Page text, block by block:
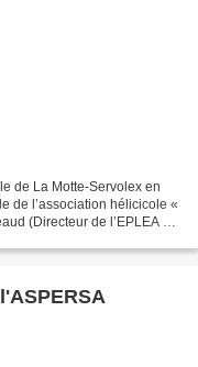
de La Motte-Servolex en
de l’association hélicicole «
(Directeur de l’EPLEA de